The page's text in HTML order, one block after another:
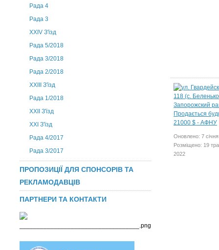
Рада 4
Рада 3
ХХIV З'їзд
Рада 5/2018
Рада 3/2018
Рада 2/2018
XXIII З'їзд
Рада 1/2018
ХХІІ З'їзд
XXI З'їзд
Рада 4/2017
Рада 3/2017
ПРОПОЗИЦІЇ ДЛЯ СПОНСОРІВ ТА
РЕКЛАМОДАВЦІВ
ПАРТНЕРИ ТА КОНТАКТИ
Оновлено: 7 січня
Розміщено: 19
2022